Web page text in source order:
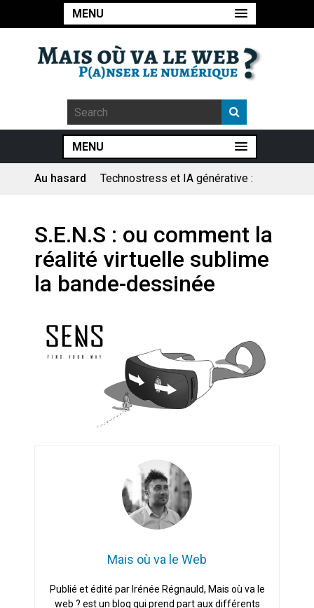
MENU
MENU
Au hasard
Technostress et IA générative :
Pourquoi les études qui
prévoient la fin de l’emploi « à
cause » de l’IA se plantent-
elles toujours ?
Le consultant : une lecture
sociologique
Quand Mistral veut moraliser le
pillage
Commentaire sur la polémique
des perroquets
Les syndicats, (tout) contre l’IA
En Seine-et-Marne, le projet de
Campus IA doit sortir des
Addendum sur les machines à
S.E.N.S : ou comment la
réalité virtuelle sublime
la bande-dessinée
Mais où va le Web
Publié et édité par Irénée Régnauld, Mais où va le
web ? est un blog qui prend part aux différents